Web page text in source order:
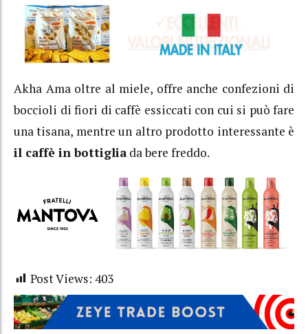
Akha Ama oltre al miele, offre anche confezioni di
boccioli di fiori di caffè essiccati con cui si può fare
una tisana, mentre un altro prodotto interessante è
il caffè in bottiglia da bere freddo.
Post Views: 403